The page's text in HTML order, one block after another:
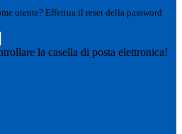
utente? Effettua il reset della password
la casella di posta elettronica!